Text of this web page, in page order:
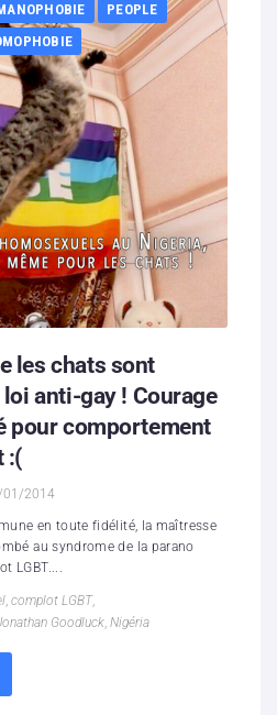
PEOPLE
les chats sont
anti-gay ! Courage
pour comportement
:(
01/2014
en toute fidélité, la maîtresse
au syndrome de la parano
LGBT....
, complot LGBT,
Goodluck, Nigéria